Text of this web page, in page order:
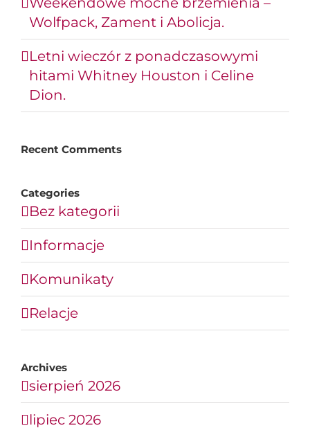
Wolfpack, Zament i Abolicja.
Letni wieczór z ponadczasowymi
hitami Whitney Houston i Celine
Dion.
Recent Comments
Categories
Bez kategorii
Informacje
Komunikaty
Relacje
Archives
sierpień 2026
lipiec 2026